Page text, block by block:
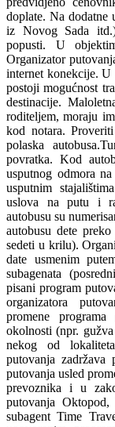
doplate. Na dodatne
iz Novog Sada
popusti. U
Organizator
internet konekcije. U
postoji mogućnost
destinacije.
roditeljem, moraju
kod notara.
polaska
povratka. Kod
usputnog odmora
usputnim
uslova na putu i
autobusu su
autobusu dete
sedeti u krilu).
date usmenim
subagenata
pisani program
organizatora
promene
okolnosti (npr.
nekog od
putovanja zadržava
putovanja usled
prevoznika i u
putovanja
subagent Time